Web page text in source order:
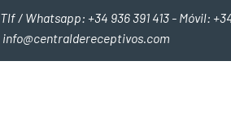
Tlf / Whatsapp: +34 936 391 413 - Móvil: +34
info@centraldereceptivos.com